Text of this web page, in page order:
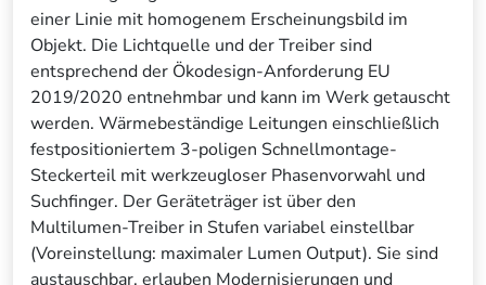
einer Linie mit homogenem Erscheinungsbild im
Objekt. Die Lichtquelle und der Treiber sind
entsprechend der Ökodesign-Anforderung EU
2019/2020 entnehmbar und kann im Werk getauscht
werden. Wärmebeständige Leitungen einschließlich
festpositioniertem 3-poligen Schnellmontage-
Steckerteil mit werkzeugloser Phasenvorwahl und
Suchfinger. Der Geräteträger ist über den
Multilumen-Treiber in Stufen variabel einstellbar
(Voreinstellung: maximaler Lumen Output). Sie sind
austauschbar, erlauben Modernisierungen und